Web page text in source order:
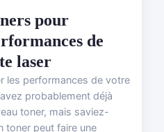
pour
de
laser
les performances de votre
probablement déjà
toner, mais saviez-
toner peut faire une